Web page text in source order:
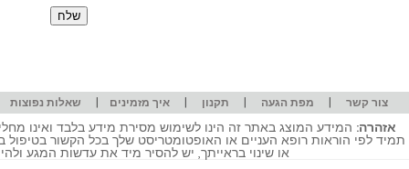
צור קשר | מפת הגעה | תקנון |איך מזמינים | שאלות נפוצות
אזהרה: המידע המוצג באתר זה הינו לשימוש מסירת מידע בלבד ואינו
תמיד לפי הוראות רופא העניים או האופטומטריסט שלך בכל הקשור
או שינוי בראייתך, יש להסיר מיד את עדשות המגע